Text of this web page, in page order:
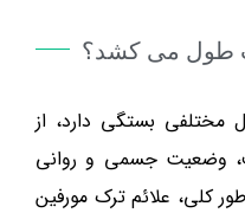
طول می کشد؟
مختلفی بستگی دارد، از
وضعیت جسمی و روانی
کلی، علائم ترک مورفین